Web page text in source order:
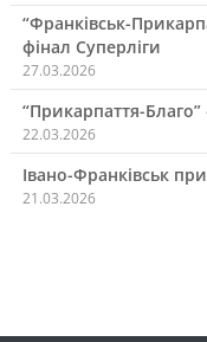
“Франківськ-
фінал Суперліги
27.03.2026
“Прикарпаття-Благо”
22.03.2026
Івано-Франківськ
21.03.2026